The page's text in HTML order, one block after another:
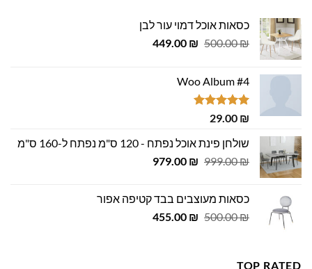
כסאות אוכל דמוי עור לבן
500.00₪
המחיר
500.00 ₪.
449.00 ₪
המחיר
Woo Album #4
דורג5.00
29.00 ₪
שולחן פינת אוכל נפתח - 120 ס"מ נפתח ל-160 ס"מ
999.00₪
המחיר
999.00 ₪.
979.00 ₪
המחיר
979.00 ₪.
כסאות מעוצבים בבד קטיפה אפור
500.00₪
המחיר
455.00 ₪
המחיר
TOP RATED